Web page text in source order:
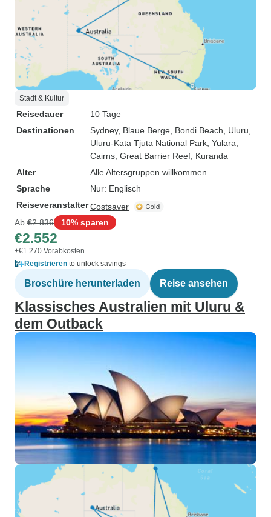
Stadt & Kultur
Reisedauer
10 Tage
Destinationen
Sydney, Blaue Berge , Bondi Beach , Uluru
Uluru-Kata Tjuta National Park , Yulara
Cairns , Great Barrier Reef , Kuranda
Alter
Alle Altersgruppen willkommen
Sprache
Nur: Englisch
ReiseveranstalterCostsaver
Ab €2.836 10% sparen
€2.552
+€1.270 Vorabkosten
Registrieren to unlock savings
Broschüre herunterladen Reise ansehen
Klassisches Australien mit Uluru &
dem Outback